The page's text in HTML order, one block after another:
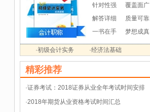
针对性强
覆盖面广
解答详细
质量可靠
一书在手
梦想成真
·初级会计实务 ·经济法基础
精彩推荐
·证券考试：2018证券从业全年考试时间安排
·2018年期货从业资格考试时间汇总